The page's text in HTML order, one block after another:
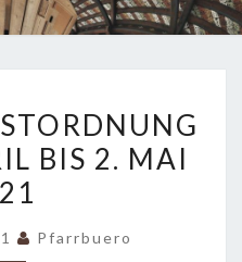
VOM
APRIL
2.
BIS 2. MAI
Pfarrbuero